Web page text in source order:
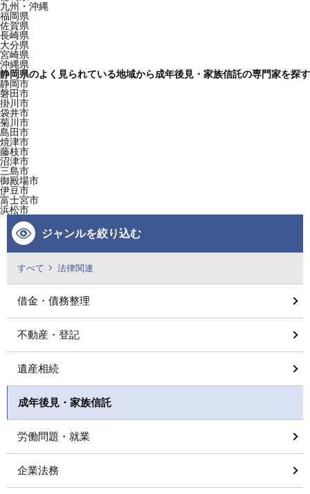
九州・沖縄
福岡県
佐賀県
長崎県
大分県
宮崎県
沖縄県
静岡県のよく見られている地域から成年後見・家族信託の専門家を探す
静岡市
磐田市
掛川市
袋井市
菊川市
島田市
焼津市
藤枝市
沼津市
三島市
御殿場市
伊豆市
富士宮市
浜松市
ジャンルを絞り込む
すべて 法律関連
借金・債務整理
不動産・登記
遺産相続
成年後見・家族信託
労働問題・就業
企業法務